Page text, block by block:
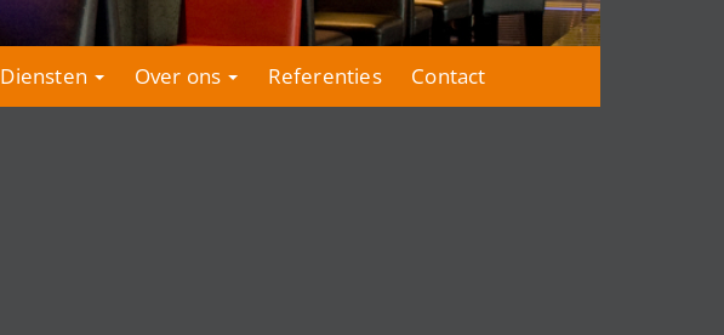
Diensten Over ons Referenties Contact